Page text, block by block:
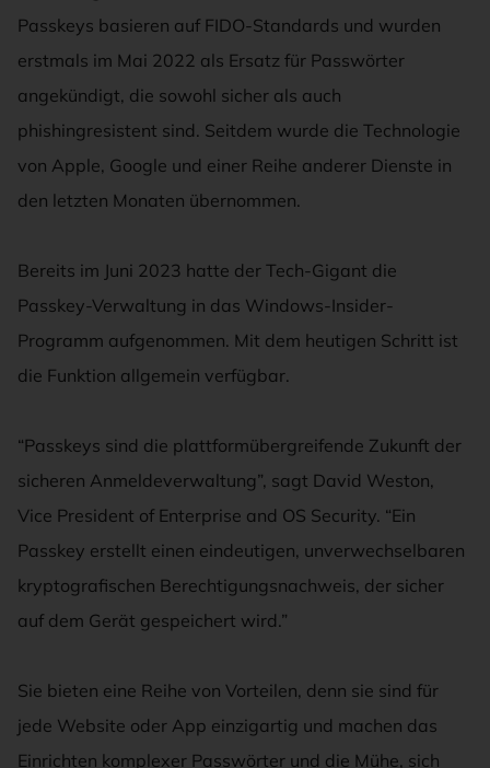
Passkeys basieren auf FIDO-Standards und wurden
erstmals im Mai 2022 als Ersatz für Passwörter
angekündigt, die sowohl sicher als auch
phishingresistent sind. Seitdem wurde die Technologie
von Apple, Google und einer Reihe anderer Dienste in
den letzten Monaten übernommen.
Bereits im Juni 2023 hatte der Tech-Gigant die
Passkey-Verwaltung in das Windows-Insider-
Programm aufgenommen. Mit dem heutigen Schritt ist
die Funktion allgemein verfügbar.
“Passkeys sind die plattformübergreifende Zukunft der
sicheren Anmeldeverwaltung”, sagt David Weston,
Vice President of Enterprise and OS Security. “Ein
Passkey erstellt einen eindeutigen, unverwechselbaren
kryptografischen Berechtigungsnachweis, der sicher
auf dem Gerät gespeichert wird.”
Sie bieten eine Reihe von Vorteilen, denn sie sind für
jede Website oder App einzigartig und machen das
Einrichten komplexer Passwörter und die Mühe, sich